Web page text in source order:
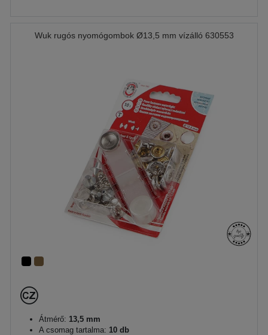
Wuk rugós nyomógombok Ø13,5 mm vízálló 630553
Átmérő: 13,5 mm
A csomag tartalma: 10 db